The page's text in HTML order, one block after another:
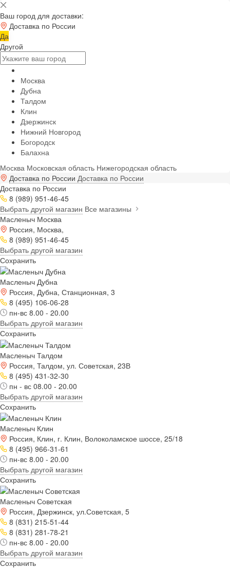
Ваш город для доставки:
Доставка по России
Да
Другой
Москва
Дубна
Талдом
Клин
Дзержинск
Нижний Новгород
Богородск
Балахна
Москва Московская область Нижегородская область
Доставка по России Доставка по России
Доставка по России
8 (989) 951-46-45
Выбрать другой магазин Все магазины
Масленыч Москва
Россия, Москва,
8 (989) 951-46-45
Выбрать другой магазин
Сохранить
Масленыч Дубна
Россия, Дубна, Станционная, 3
8 (495) 106-06-28
пн-вс 8.00 - 20.00
Выбрать другой магазин
Сохранить
Масленыч Талдом
Россия, Талдом, ул. Советская, 23В
8 (495) 431-32-30
пн - вс 08.00 - 20.00
Выбрать другой магазин
Сохранить
Масленыч Клин
Россия, Клин, г. Клин, Волоколамское шоссе, 25/18
8 (495) 966-31-61
пн-вс 8.00 - 20.00
Выбрать другой магазин
Сохранить
Масленыч Советская
Россия, Дзержинск, ул.Советская, 5
8 (831) 215-51-44
8 (831) 281-78-21
пн-вс 8.00 - 20.00
Выбрать другой магазин
Сохранить